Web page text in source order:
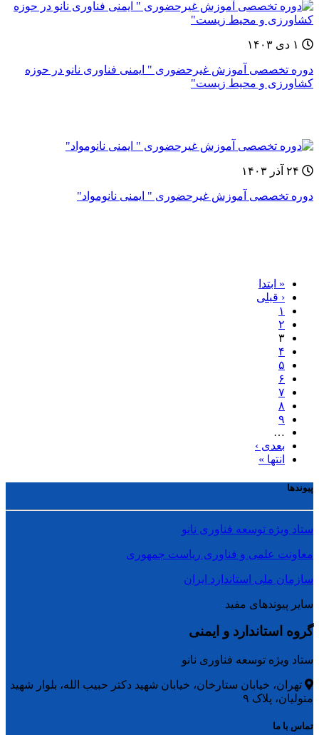
دوره‌ تخصصی آموزش غيرحضوری " ایمنی فناوری نانو در حوزه
کشاورزی و محیط زیست"
دوره‌ تخصصی آموزش غيرحضوری " ایمنی نانومواد"
« ابتدا
‹ قبلی
۱
۲
۳
۴
۵
۶
۷
۸
۹
…
بعدی ›
انتها »
پیوندها
ستاد ویژه توسعه فناوری نانو
معاونت علمی و فناوری ریاست جمهوری
سازمان ملی استاندارد ایران
سایر پیوندهای مفید
گروه استاندارد و ایمنی
ستاد ویژه توسعه فناوری نانو
تهران، خیابان ستارخان، خیابان شهید دکتر حبیب الله، بلوار شهید
متولیان، پلاک ۹
تماس با ما